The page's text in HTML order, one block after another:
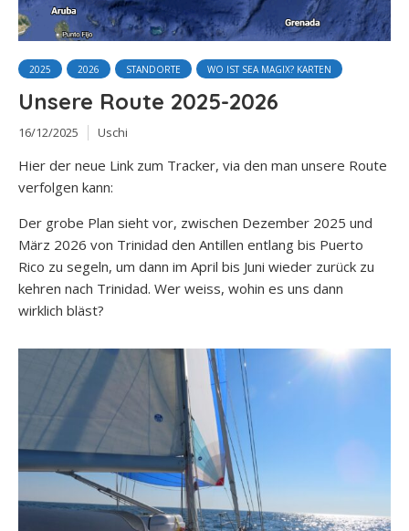
2025 2026 STANDORTE WO IST SEA MAGIX? KARTEN
Unsere Route 2025-2026
16/12/2025 Uschi
Hier der neue Link zum Tracker, via den man unsere Route
verfolgen kann:
Der grobe Plan sieht vor, zwischen Dezember 2025 und
März 2026 von Trinidad den Antillen entlang bis Puerto
Rico zu segeln, um dann im April bis Juni wieder zurück zu
kehren nach Trinidad. Wer weiss, wohin es uns dann
wirklich bläst?